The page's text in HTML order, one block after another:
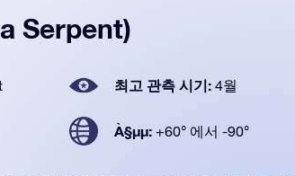
Serpent)
최고 관측 시기: 4월
À§µµ: +60° 에서 -90°